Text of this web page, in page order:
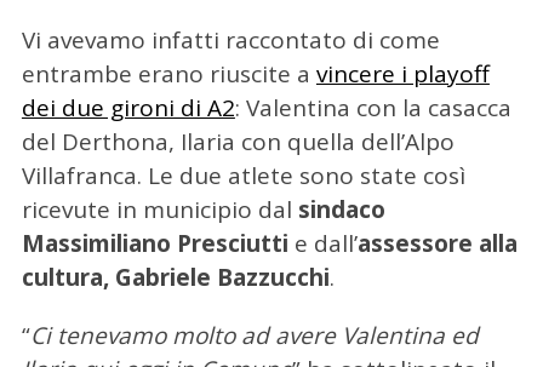
Vi avevamo infatti raccontato di come
entrambe erano riuscite a vincere i playoff
dei due gironi di A2: Valentina con la casacca
del Derthona, Ilaria con quella dell’Alpo
Villafranca. Le due atlete sono state così
ricevute in municipio dal sindaco
Massimiliano Presciutti e dall’assessore alla
cultura, Gabriele Bazzucchi.
“Ci tenevamo molto ad avere Valentina ed